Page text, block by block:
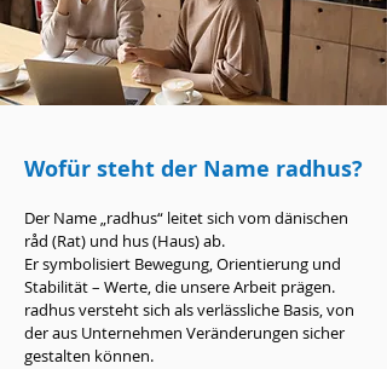
Wofür steht der Name radhus?
Der Name „radhus“ leitet sich vom dänischen
råd (Rat) und hus (Haus) ab.
Er symbolisiert Bewegung, Orientierung und
Stabilität – Werte, die unsere Arbeit prägen.
radhus versteht sich als verlässliche Basis, von
der aus Unternehmen Veränderungen sicher
gestalten können.